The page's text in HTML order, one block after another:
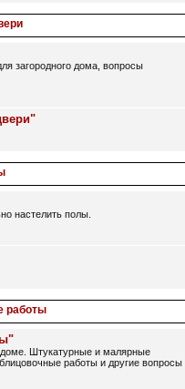
загородного дома, вопросы
настелить полы.
работы
Штукатурные и малярные
работы и другие вопросы